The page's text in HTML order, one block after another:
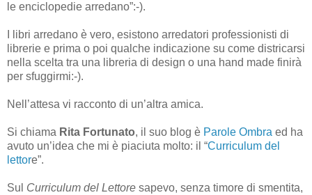
le enciclopedie arredano”:-).
I libri arredano è vero, esistono arredatori professionisti di
librerie e prima o poi qualche indicazione su come districarsi
nella scelta tra una libreria di design o una hand made finirà
per sfuggirmi:-).
Nell’attesa vi racconto di un’altra amica.
Si chiama Rita Fortunato, il suo blog è Parole Ombra ed ha
avuto un’idea che mi è piaciuta molto: il “Curriculum del
lettore”.
Sul Curriculum del Lettore sapevo, senza timore di smentita,